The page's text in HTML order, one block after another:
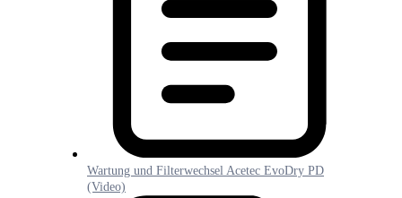
Wartung und Filterwechsel Acetec EvoDry PD
(Video)